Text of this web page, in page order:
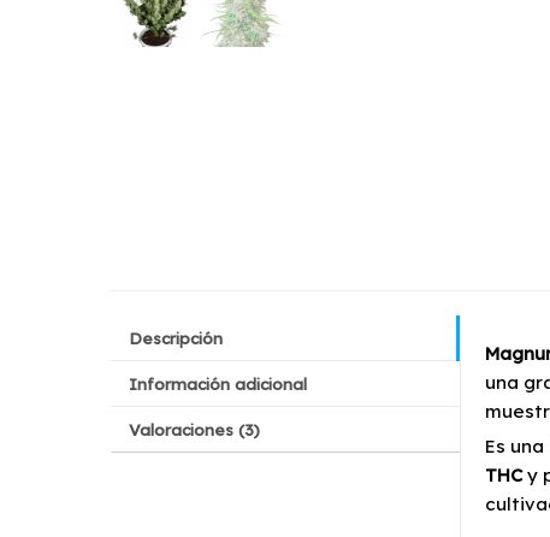
Descripción
Información adicional
Valoraciones (3)
una
Es
THCy